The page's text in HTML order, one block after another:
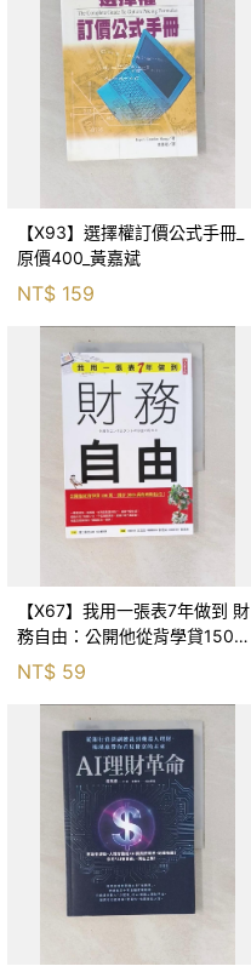
【X93】選擇權訂價公式手冊_
原價400_黃嘉斌
NT$ 159
【X67】我用一張表7年做到 財
務自由：公開他從背學貸150
萬，倒存2000萬的理財技巧！_
NT$ 59